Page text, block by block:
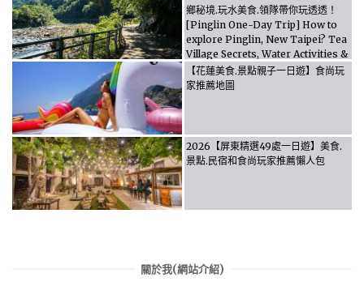
鄉秘境.玩水美食.領隊帶你玩透透！
[Pinglin One-Day Trip] How to
explore Pinglin, New Taipei? Tea
Village Secrets, Water Activities &
Food, Let the guide take you
through it all!
【花蓮美食.景點親子一日遊】食尚玩
家推薦地圖
2026【屏東精選49處一日遊】美食.
景點.民宿和食尚玩家推薦懶人包
關於我(網站介紹)